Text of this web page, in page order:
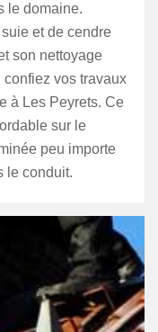
le domaine.
et de cendre
son nettoyage
vos travaux
à Les Peyrets. Ce
sur le
peu importe
le conduit.